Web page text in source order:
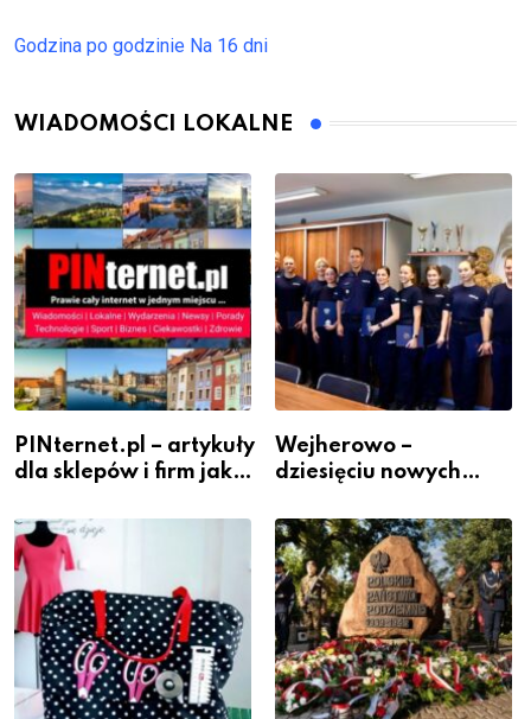
Godzina po godzinie Na 16 dni
WIADOMOŚCI LOKALNE
PINternet.pl – artykuły
dla sklepów i firm jako
widoczność
Wejherowo –
dziesięciu nowych
szeregach Komendy
Powiatowej